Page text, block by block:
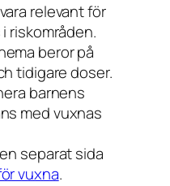
relevant för
riskområden.
beror på
tidigare doser.
barnens
med vuxnas
separat sida
vuxna.